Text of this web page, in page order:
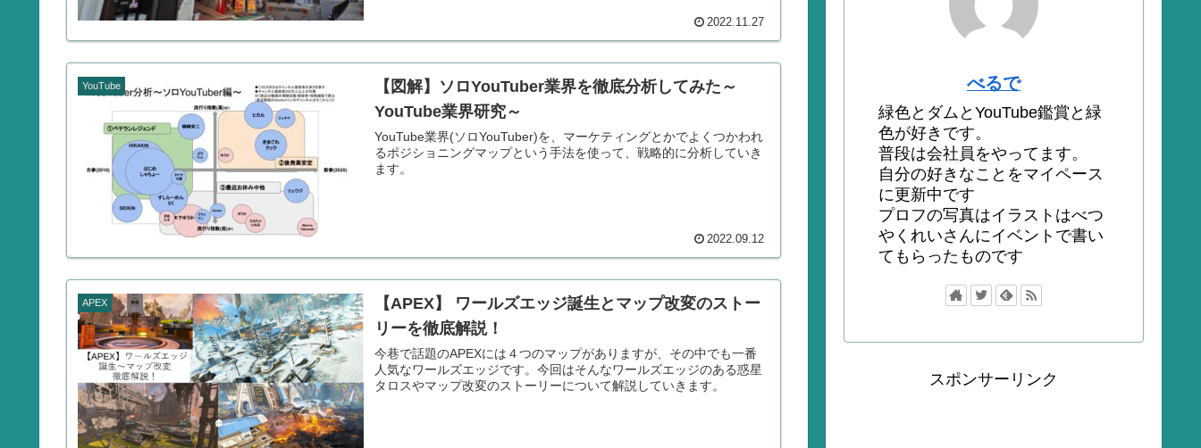
2022.11.27
YouTube
【図解】ソロYouTuber業界を徹底分析してみた～
YouTube業界研究～
YouTube業界(ソロYouTuber)を、マーケティングとかでよくつかわれ
るポジショニングマップという手法を使って、戦略的に分析していき
ます。
2022.09.12
APEX
【APEX】 ワールズエッジ誕生とマップ改変のストー
リーを徹底解説！
今巷で話題のAPEXには４つのマップがありますが、その中でも一番
人気なワールズエッジです。今回はそんなワールズエッジのある惑星
タロスやマップ改変のストーリーについて解説していきます。
べるで
緑色とダムとYouTube鑑賞と緑
色が好きです。
普段は会社員をやってます。
自分の好きなことをマイペース
に更新中です
プロフの写真はイラストはべつ
やくれいさんにイベントで書い
てもらったものです
スポンサーリンク